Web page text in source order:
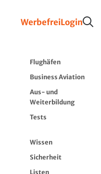
WerbefreiLogin
Flughäfen
Business Aviation
Aus- und
Weiterbildung
Tests
Wissen
Sicherheit
Listen